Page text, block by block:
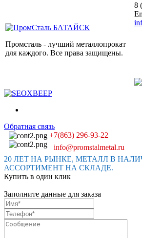
Промсталь - лучший металлопрокат
для каждого. Все права защищены.
8
Обратная связь
+7(863) 296-93-22
info@promstalmetal.ru
20 ЛЕТ НА РЫНКЕ, МЕТАЛЛ В
АССОРТИМЕНТ НА СКЛАДЕ.
Купить в один клик
Заполните данные для заказа